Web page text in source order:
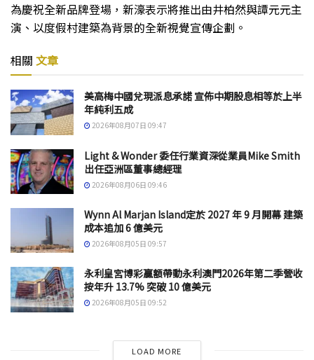
為慶祝全新品牌登場，新濠表示將推出由井柏然與譚元元主
演、以度假村建築為背景的全新視覺宣傳企劃。
相關 文章
美高梅中國兌現派息承諾 宣佈中期股息相等於上半
年純利五成
2026年08月07日 09:47
Light & Wonder 委任行業資深從業員Mike Smith
出任亞洲區董事總經理
2026年08月06日 09:46
Wynn Al Marjan Island定於 2027 年 9 月開幕 建築
成本追加 6 億美元
2026年08月05日 09:57
永利皇宮博彩贏額帶動永利澳門2026年第二季營收
按年升 13.7% 突破 10 億美元
2026年08月05日 09:52
LOAD MORE